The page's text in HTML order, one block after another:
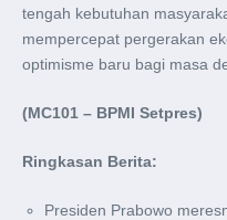
tengah kebutuhan
mempercepat pergerakan
optimisme baru bagi masa
(MC101 – BPMI Setpres)
Ringkasan Berita:
Presiden Prabowo